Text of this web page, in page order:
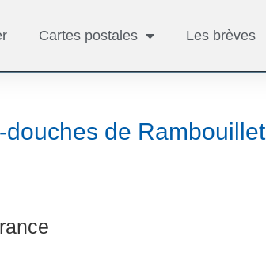
Cartes postales Les brèves
douches de Rambouillet